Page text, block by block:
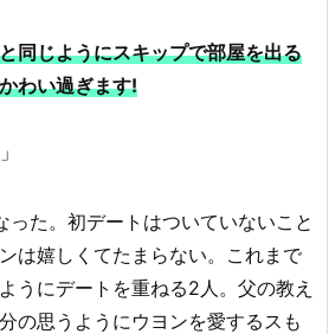
同じようにスキップで部屋を出る
わい過ぎます!
った。初デートはついていないこと
は嬉しくてたまらない。これまで
うにデートを重ねる2人。父の教え
の思うようにウヨンを愛するスも